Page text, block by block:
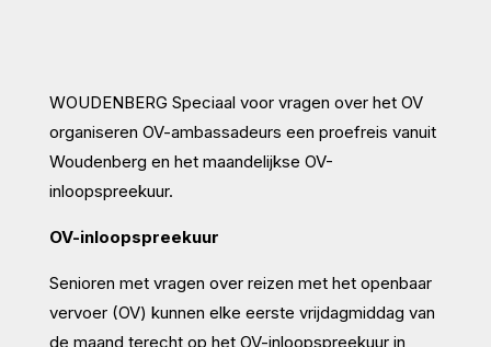
WOUDENBERG Speciaal voor vragen over het OV
organiseren OV-ambassadeurs een proefreis vanuit
Woudenberg en het maandelijkse OV-
inloopspreekuur.
OV-inloopspreekuur
Senioren met vragen over reizen met het openbaar
vervoer (OV) kunnen elke eerste vrijdagmiddag van
de maand terecht op het OV-inloopspreekuur in